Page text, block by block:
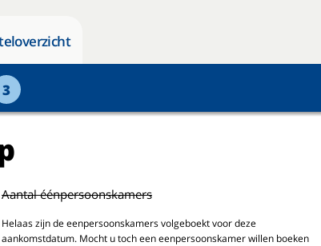
3
Aantal éénpersoonskamers
Helaas zijn de eenpersoonskamers volgeboekt voor deze
aankomstdatum. Mocht u toch een eenpersoonskamer willen boeken